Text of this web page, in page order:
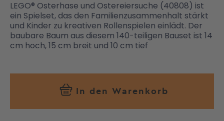
LEGO® Osterhase und Ostereiersuche (40808) ist
ein Spielset, das den Familienzusammenhalt stärkt
und Kinder zu kreativen Rollenspielen einlädt. Der
baubare Baum aus diesem 140-teiligen Bauset ist 14
cm hoch, 15 cm breit und 10 cm tief
In den Warenkorb